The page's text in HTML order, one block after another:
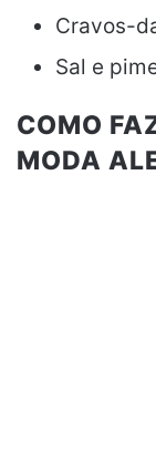
Cravos-
Sal e
COMO
MODA